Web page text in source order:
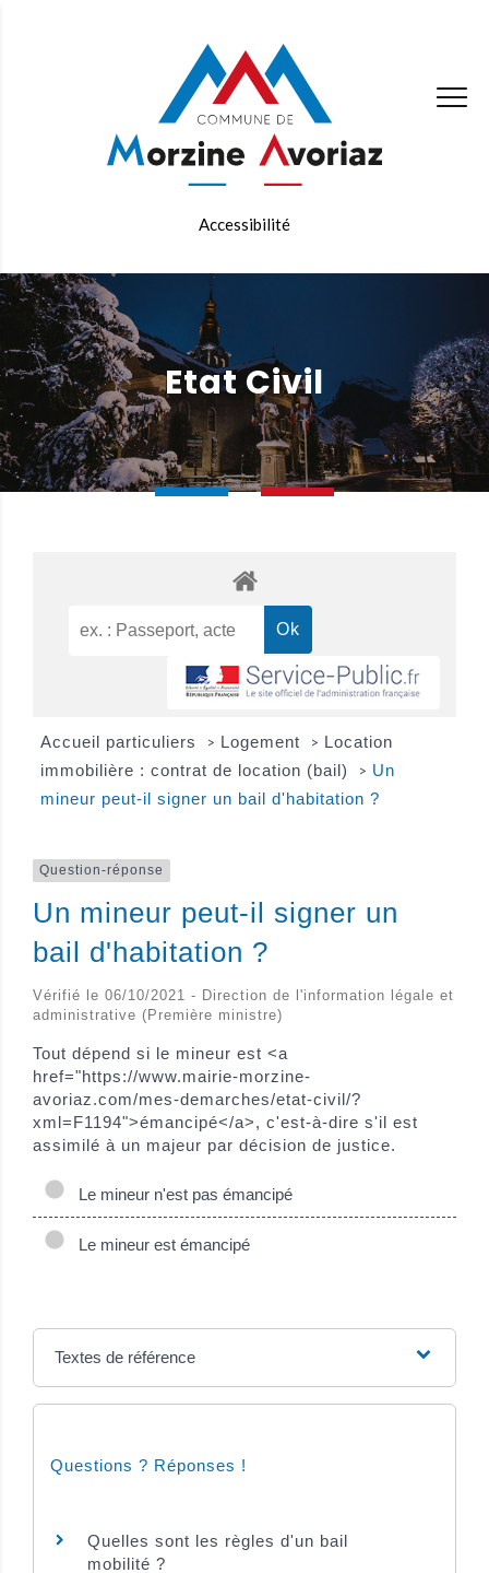
Accessibilité
Etat Civil
Accueil particuliers > Logement > Location
immobilière : contrat de location (bail)
> Un
mineur peut-il signer un bail d'habitation ?
Question-réponse
Un mineur peut-il signer un
bail d'habitation ?
Vérifié le 06/10/2021 - Direction de l'information légale et
administrative (Première ministre)
Tout dépend si le mineur est <a
href="https://www.mairie-morzine-
avoriaz.com/mes-demarches/etat-civil/?
xml=F1194">émancipé</a>, c'est-à-dire s'il est
assimilé à un majeur par décision de justice.
Le mineur n'est pas émancipé
Le mineur est émancipé
Textes de référence
Questions ? Réponses !
Quelles sont les règles d'un bail
mobilité ?